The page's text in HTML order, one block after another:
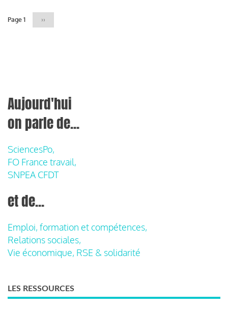
Page 1
Page
suivante
››
Aujourd'hui
on parle de...
SciencesPo,
FO France travail,
SNPEA CFDT
et de...
Emploi, formation et compétences,
Relations sociales,
Vie économique, RSE & solidarité
LES RESSOURCES